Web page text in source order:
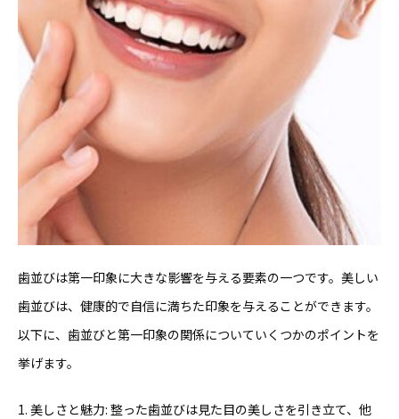
歯並びは第一印象に大きな影響を与える要素の一つです。美しい
歯並びは、健康的で自信に満ちた印象を与えることができます。
以下に、歯並びと第一印象の関係についていくつかのポイントを
挙げます。
1. 美しさと魅力: 整った歯並びは見た目の美しさを引き立て、他